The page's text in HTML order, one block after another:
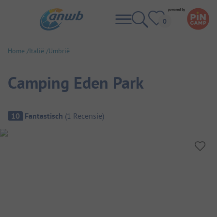
Home Italië Umbrië
Camping Eden Park
Camping overzicht
10 Fantastisch (1 Recensie)